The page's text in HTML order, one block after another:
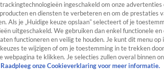
ingeschakeld om onze
en diensten te verbeteren en om de prestaties
Als je „Huidige keuze opslaan” selecteert of je
uitgeschakeld. We gebruiken dan enkel functionele en
functioneren en veilig te houden. Je kunt dit menu op
te wijzigen of om je toestemming in te trekken
webpagina te klikken. Je selecties zullen overal binnen
Raadpleeg onze Cookieverklaring voor meer informatie.